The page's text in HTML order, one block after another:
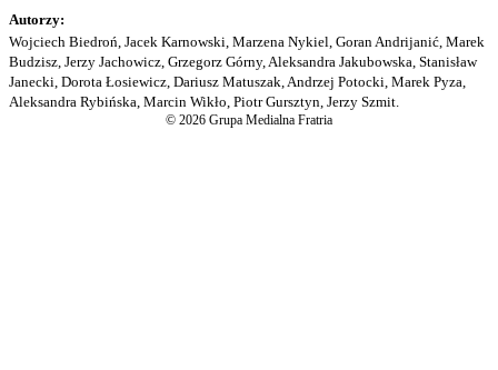
Autorzy:
Wojciech Biedroń, Jacek Karnowski, Marzena Nykiel, Goran Andrijanić, Marek
Budzisz, Jerzy Jachowicz, Grzegorz Górny, Aleksandra Jakubowska, Stanisław
Janecki, Dorota Łosiewicz, Dariusz Matuszak, Andrzej Potocki, Marek Pyza,
Aleksandra Rybińska, Marcin Wikło, Piotr Gursztyn, Jerzy Szmit.
© 2026 Grupa Medialna Fratria